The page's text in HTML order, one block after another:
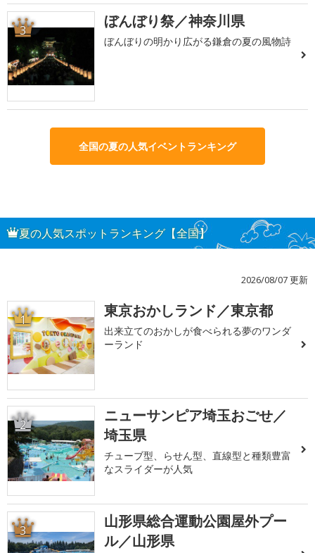
3 ぼんぼり祭／神奈川県
ぼんぼりの明かり広がる鎌倉の夏の風物詩
全国の夏の人気イベントランキング
夏の人気スポットランキング【全国】
2026/08/07 更新
1 東京おかしランド／東京都
出来立てのおかしが食べられる夢のワンダ
ーランド
2
ニューサンピア埼玉おごせ／
埼玉県
チューブ型、らせん型、直線型と種類豊富
なスライダーが人気
3
山形県総合運動公園屋外プー
ル／山形県